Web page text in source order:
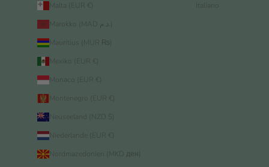
Malta (EUR €)
Mauritius (MUR ₨)
Mexiko (EUR €)
Monaco (EUR €)
Montenegro (EUR €)
Neuseeland (NZD $)
Niederlande (EUR €)
Nordmazedonien (MKD ден)
Italiano